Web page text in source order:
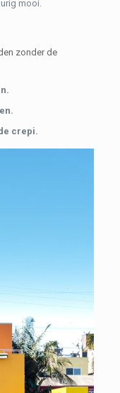
mooi.
zonder de
crepi.